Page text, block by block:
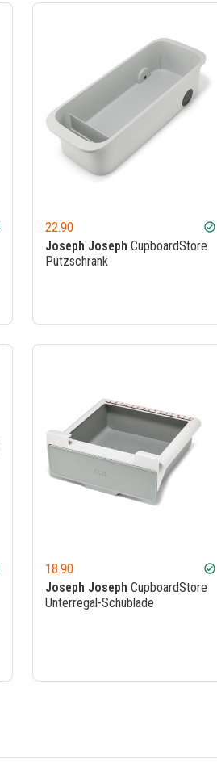
22.90 check_circle
Joseph Joseph CupboardStore
Putzschrank
18.90 check_circle
Joseph Joseph CupboardStore
Unterregal-Schublade